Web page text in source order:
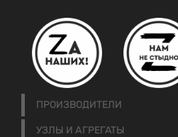
ПРОИЗВОДИТЕЛИ
УЗЛЫ И АГРЕГАТЫ